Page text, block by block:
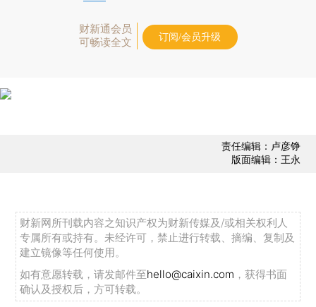
财新通会员
可畅读全文
订阅/会员升级
责任编辑：卢彦铮
版面编辑：王永
财新网所刊载内容之知识产权为财新传媒及/或相关权利人
专属所有或持有。未经许可，禁止进行转载、摘编、复制及
建立镜像等任何使用。
如有意愿转载，请发邮件至hello@caixin.com ，获得书面
确认及授权后，方可转载。